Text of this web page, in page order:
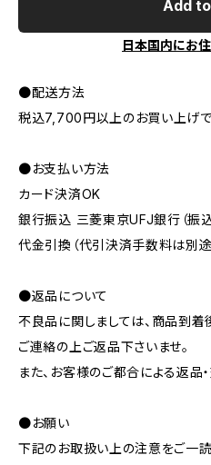
Add
日本国内にお
●配送方法
税込7,700円以上のお買い上げ
●お支払い方法
カード決済OK
銀行振込 三菱東京UFJ銀行（振
代金引換（代引決済手数料は別途
●返品について
不良品に関しましては、商品到
ご連絡の上ご返品下さいませ。
また、お客様のご都合による返品
●お願い
下記のお取扱い上の注意をご一